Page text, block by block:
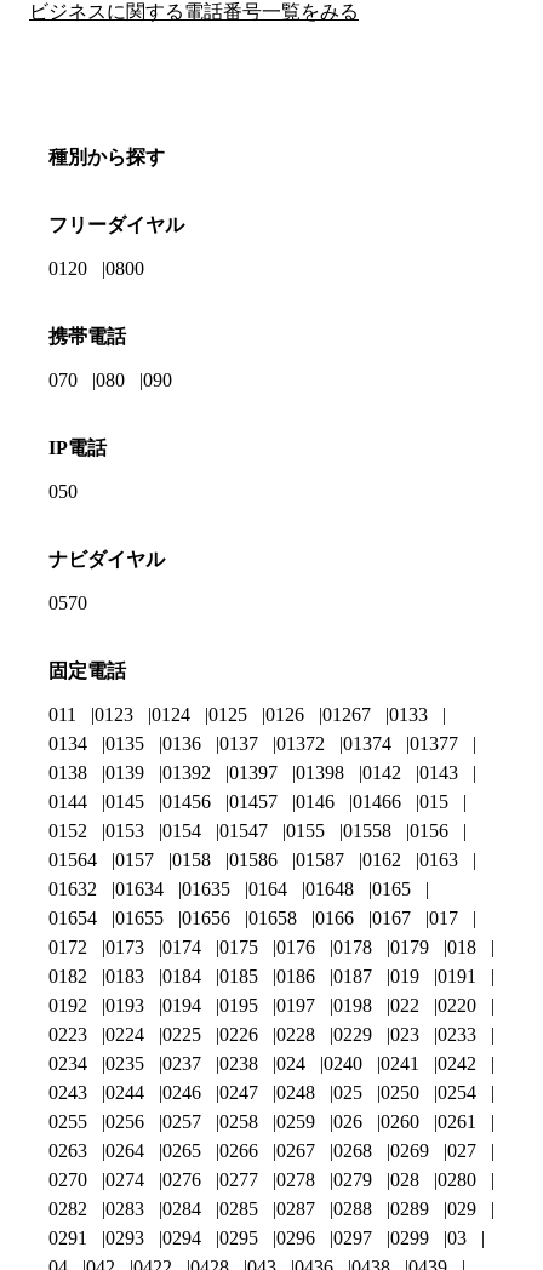
ビジネスに関する電話番号一覧をみる
種別から探す
フリーダイヤル
0120 0800
携帯電話
070 080 090
IP電話
050
ナビダイヤル
0570
固定電話
011 0123 0124 0125 0126 01267
0133
0134
0135 0136 0137 01372 01374
01377
0138
0139 01392 01397 01398 0142
0143
0144
0145 01456 01457 0146 01466
015
0152
0153 0154 01547 0155 01558
0156
01564
0157 0158 01586 01587 0162
0163
01632
01634 01635 0164 01648
0165
01654
01655 01656 01658 0166 0167
017
0172
0173 0174 0175 0176 0178 0179
018
0182
0183 0184 0185 0186 0187 019
0191
0192
0193 0194 0195 0197 0198 022
0220
0223
0224 0225 0226 0228 0229 023
0233
0234
0235 0237 0238 024 0240 0241
0242
0243
0244 0246 0247 0248 025 0250
0254
0255
0256 0257 0258 0259 026 0260
0261
0263
0264 0265 0266 0267 0268 0269
027
0270
0274 0276 0277 0278 0279 028
0280
0282
0283 0284 0285 0287 0288 0289
029
0291
0293 0294 0295 0296 0297 0299
03